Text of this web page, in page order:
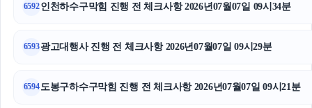
핑크티켓
6592인천하수구막힘 진행 전 체크사항 2026년07월07일 09시34분
6593광고대행사 진행 전 체크사항 2026년07월07일 09시29분
6594 도봉구하수구막힘 진행 전 체크사항 2026년07월07일 09시21분